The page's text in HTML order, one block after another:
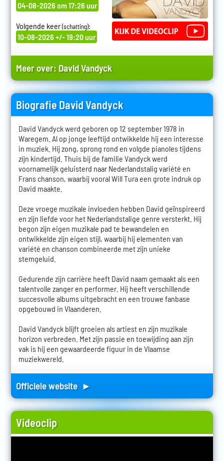
04-08-2026 om 17:26 uur
Volgende keer(schatting):
10-08-2026 +/- 19:20 uur
Meer over: David Vandyck
Biografie David Vandyck
David Vandyck werd geboren op 12 september 1978 in
Waregem. Al op jonge leeftijd ontwikkelde hij een interesse
in muziek. Hij zong, sprong rond en volgde pianoles tijdens
zijn kindertijd. Thuis bij de familie Vandyck werd
voornamelijk geluisterd naar Nederlandstalig variété en
Frans chanson, waarbij vooral Will Tura een grote indruk op
David maakte.
Deze vroege muzikale invloeden hebben David geïnspireerd
en zijn liefde voor het Nederlandstalige genre versterkt. Hij
begon zijn eigen muzikale pad te bewandelen en
ontwikkelde zijn eigen stijl, waarbij hij elementen van
variété en chanson combineerde met zijn unieke
stemgeluid.
Gedurende zijn carrière heeft David naam gemaakt als een
talentvolle zanger en performer. Hij heeft verschillende
succesvolle albums uitgebracht en een trouwe fanbase
opgebouwd in Vlaanderen.
David Vandyck blijft groeien als artiest en zijn muzikale
horizon verbreden. Met zijn passie en toewijding aan zijn
vak is hij een gewaardeerde figuur in de Vlaamse
muziekwereld.
Officiele website ►
Videoclip